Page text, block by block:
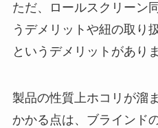
ただ、ロールスクリーン
うデメリットや紐の取り
というデメリットがありま
製品の性質上ホコリが溜
かかる点は、ブラインド